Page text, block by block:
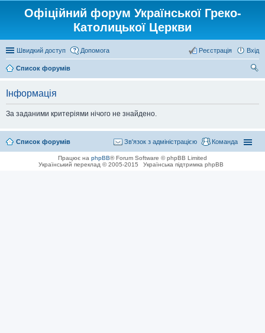
Офіційний форум Української Греко-
Католицької Церкви
Швидкий доступ Допомога Вхід
Реєстрація
Список форумів
Інформація
За заданими критеріями нічого не знайдено.
Список форумів Команда
Зв'язок з адміністрацією
Працює на phpBB® Forum Software © phpBB Limited
Український переклад © 2005-2015
Українська підтримка phpBB